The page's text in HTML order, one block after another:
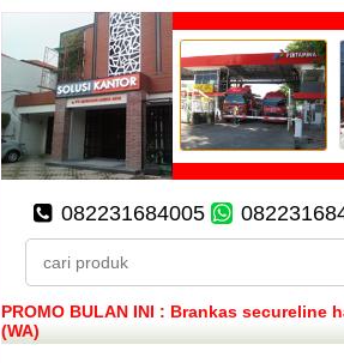
082231684005
PROMO BULAN INI : Brankas secureline
(WA)